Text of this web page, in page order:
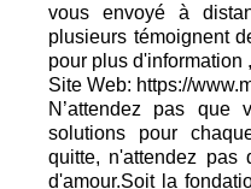
vous envoyé à
plusieurs témoignent
pour plus d'information
Site Web: https://
N’attendez pas
solutions pour
quitte, n'attendez pas
d'amour.Soit la